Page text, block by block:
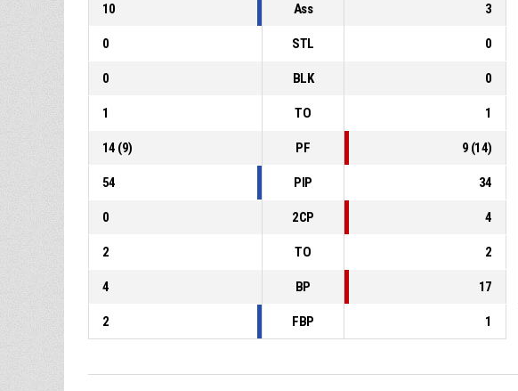
10 Ass 3
0 STL 0
0 BLK 0
1 TO 1
14 (9) PF 9 (14)
54 PIP 34
0 2CP 4
2 TO 2
4 BP 17
2 FBP 1